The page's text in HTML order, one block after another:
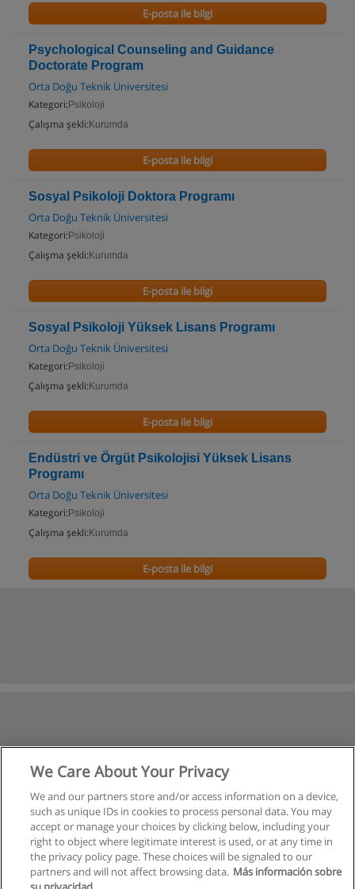
E-posta ile bilgi
Psychological Counseling and Guidance
Doctorate Program
Orta Doğu Teknik Üniversitesi
Kategori: Psikoloji
Çalışma şekli: Kurumda
E-posta ile bilgi
Sosyal Psikoloji Doktora Programı
Orta Doğu Teknik Üniversitesi
Kategori: Psikoloji
Çalışma şekli: Kurumda
E-posta ile bilgi
Sosyal Psikoloji Yüksek Lisans Programı
Orta Doğu Teknik Üniversitesi
Kategori: Psikoloji
Çalışma şekli: Kurumda
E-posta ile bilgi
Endüstri ve Örgüt Psikolojisi Yüksek Lisans
Programı
Orta Doğu Teknik Üniversitesi
Kategori: Psikoloji
Çalışma şekli: Kurumda
E-posta ile bilgi
We Care About Your Privacy
We and our partners store and/or access information on a device,
such as unique IDs in cookies to process personal data. You may
accept or manage your choices by clicking below, including your
right to object where legitimate interest is used, or at any time in
the privacy policy page. These choices will be signaled to our
partners and will not affect browsing data. Más información sobre